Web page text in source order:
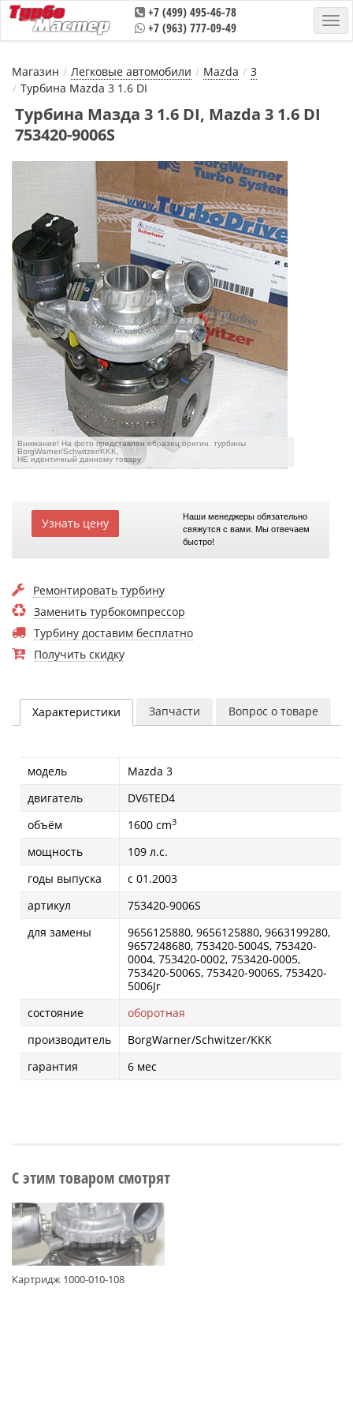
+7 (499) 495-46-78
+7 (963) 777-09-49
Магазин Легковые автомобили Mazda
3
Турбина Mazda 3 1.6 DI
Турбина Мазда 3 1.6 DI, Mazda 3 1.6 DI
753420-9006S
Внимание! На фото представлен образец оригин. турбины
BorgWarner/Schwitzer/KKK,
НЕ идентичный данному товару
Узнать цену
Наши менеджеры обязательно
свяжутся с вами. Мы отвечаем
быстро!
Ремонтировать турбину
Заменить турбокомпрессор
Турбину доставим бесплатно
Получить скидку
Характеристики Запчасти Вопрос о товаре
модель
Mazda 3
двигатель
DV6TED4
объём
1600 cm3
мощность
109 л.с.
годы выпуска
с 01.2003
артикул
753420-9006S
для замены
9656125880, 9656125880, 9663199280,
9657248680, 753420-5004S, 753420-
0004, 753420-0002, 753420-0005,
753420-5006S, 753420-9006S, 753420-
5006Jr
состояние
оборотная
производитель
BorgWarner/Schwitzer/KKK
гарантия
6 мес
С этим товаром смотрят
Картридж 1000-010-108